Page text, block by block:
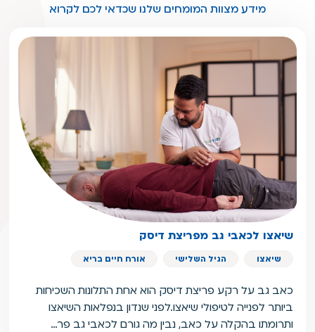
מידע מצוות המומחים שלנו שכדאי לכם לקרוא
שיאצו לכאבי גב מפריצת דיסק
שיאצו הגיל השלישי אורח חיים בריא
כאב גב על רקע פריצת דיסק הוא אחת התלונות השכיחות
ביותר לפנייה לטיפולי שיאצו.לפני שנדון בנפלאות השיאצו
ותרומתו בהקלה על כאב, נבין מה גורם לכאבי גב פר…